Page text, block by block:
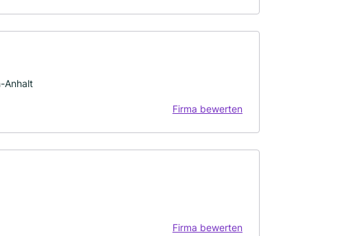
Anhalt
Firma bewerten
Firma bewerten